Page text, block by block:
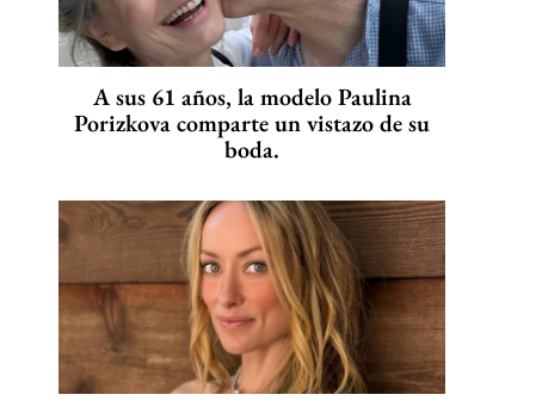
A sus 61 años, la modelo Paulina
Porizkova comparte un vistazo de su
boda.